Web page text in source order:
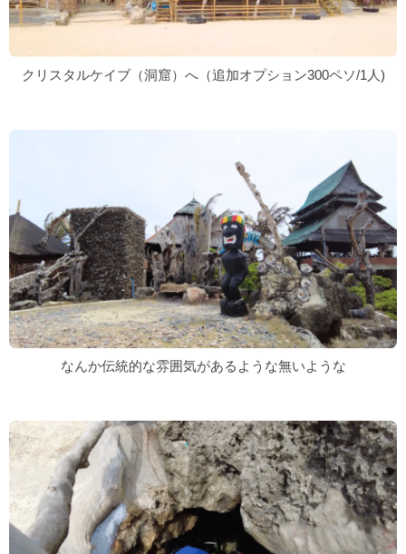
クリスタルケイブ（洞窟）へ（追加オプション300ペソ/1人)
なんか伝統的な雰囲気があるような無いような